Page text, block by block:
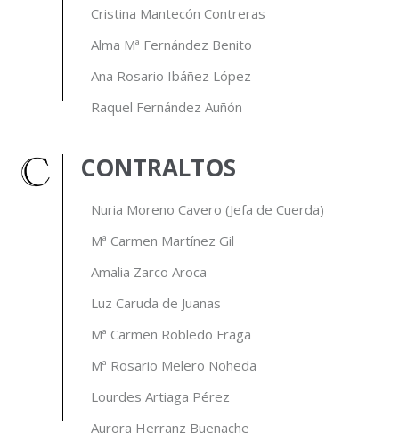
Cristina Mantecón Contreras
Alma Mª Fernández Benito
Ana Rosario Ibáñez López
Raquel Fernández Auñón
CONTRALTOS
Nuria Moreno Cavero (Jefa de Cuerda)
Mª Carmen Martínez Gil
Amalia Zarco Aroca
Luz Caruda de Juanas
Mª Carmen Robledo Fraga
Mª Rosario Melero Noheda
Lourdes Artiaga Pérez
Aurora Herranz Buenache